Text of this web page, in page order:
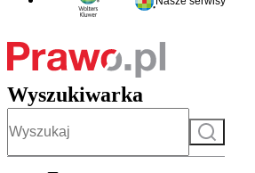
Wyszukiwarka
Szukaj